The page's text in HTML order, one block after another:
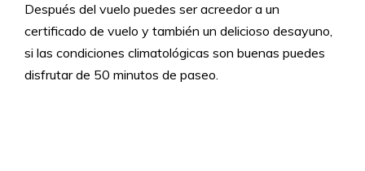
Después del vuelo puedes ser acreedor a un
certificado de vuelo y también un delicioso desayuno,
si las condiciones climatológicas son buenas puedes
disfrutar de 50 minutos de paseo.